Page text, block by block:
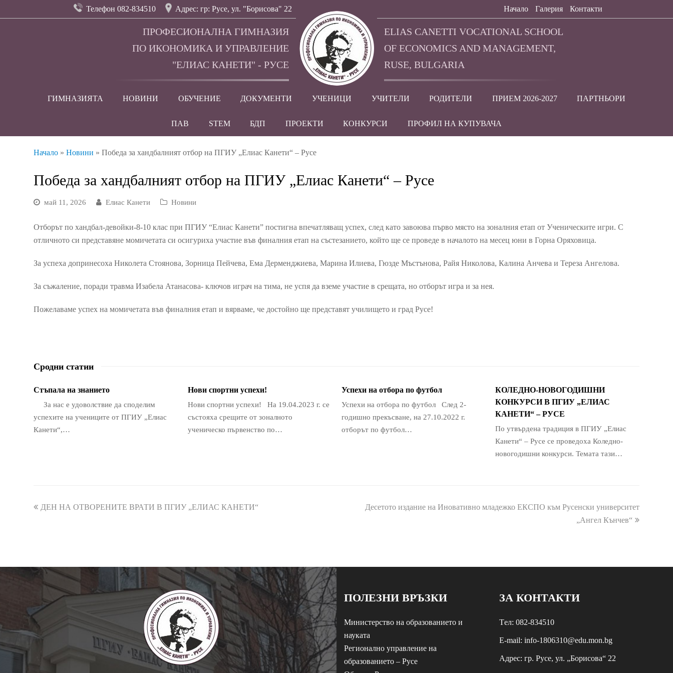
Телефон 082-834510 Адрес: гр: Русе, ул. "Борисова" 22 Начало Галерия Контакти
ПРОФЕСИОНАЛНА ГИМНАЗИЯ
ПО ИКОНОМИКА И УПРАВЛЕНИЕ
"ЕЛИАС КАНЕТИ" - РУСЕ
ELIAS CANETTI VOCATIONAL SCHOOL
OF ECONOMICS AND MANAGEMENT,
RUSE, BULGARIA
ГИМНАЗИЯТА НОВИНИ ОБУЧЕНИЕ ДОКУМЕНТИ УЧЕНИЦИ УЧИТЕЛИ РОДИТЕЛИ ПРИЕМ 2026-2027 ПАРТНЬОРИ
ПАВ STEM БДП ПРОЕКТИ КОНКУРСИ ПРОФИЛ НА КУПУВАЧА
Начало »Новини »Победа за хандбалният отбор на ПГИУ „Елиас Канети“ – Русе
Победа за хандбалният отбор на ПГИУ „Елиас Канети“ – Русе
май 11, 2026 Елиас Канети Новини
Отборът по хандбал-девойки-8-10 клас при ПГИУ “Елиас Канети” постигна впечатляващ успех, след като завоюва първо място на зоналния етап от Ученическите игри. С
отличното си представяне момичетата си осигуриха участие във финалния етап на състезанието, който ще се проведе в началото на месец юни в Горна Оряховица.
За успеха допринесоха Николета Стоянова, Зорница Пейчева, Ема Дерменджиева, Марина Илиева, Гюзде Мъстънова, Райя Николова, Калина Анчева и Тереза Ангелова.
За съжаление, поради травма Изабела Атанасова- ключов играч на тима, не успя да вземе участие в срещата, но отборът игра и за нея.
Пожелаваме успех на момичетата във финалния етап и вярваме, че достойно ще представят училището и град Русе!
Сродни статии
Стъпала на знанието
За нас е удоволствие да споделим
успехите на учениците от ПГИУ „Елиас
Канети“,…
Нови спортни успехи!
Нови спортни успехи! На 19.04.2023 г. се
състояха срещите от зоналното
ученическо първенство по…
Успехи на отбора по футбол
Успехи на отбора по футбол След 2-
годишно прекъсване, на 27.10.2022 г.
отборът по футбол…
КОЛЕДНО-НОВОГОДИШНИ
КОНКУРСИ В ПГИУ „ЕЛИАС
КАНЕТИ“ – РУСЕ
По утвърдена традиция в ПГИУ „Елиас
Канети“ – Русе се проведоха Коледно-
новогодишни конкурси. Темата тази…
previous
ДЕН НА ОТВОРЕНИТЕ ВРАТИ В ПГИУ „ЕЛИАС КАНЕТИ“
next
Десетото издание на Иновативно младежко ЕКСПО към Русенски университет
„Ангел Кънчев“
ПОЛЕЗНИ ВРЪЗКИ
Министерство на образованието и
науката
Регионално управление на
образованието – Русе
ЗА КОНТАКТИ
Tел: 082-834510
E-mail: info-1806310@edu.mon.bg
Aдрес: гр. Русе, ул. „Борисова“ 22